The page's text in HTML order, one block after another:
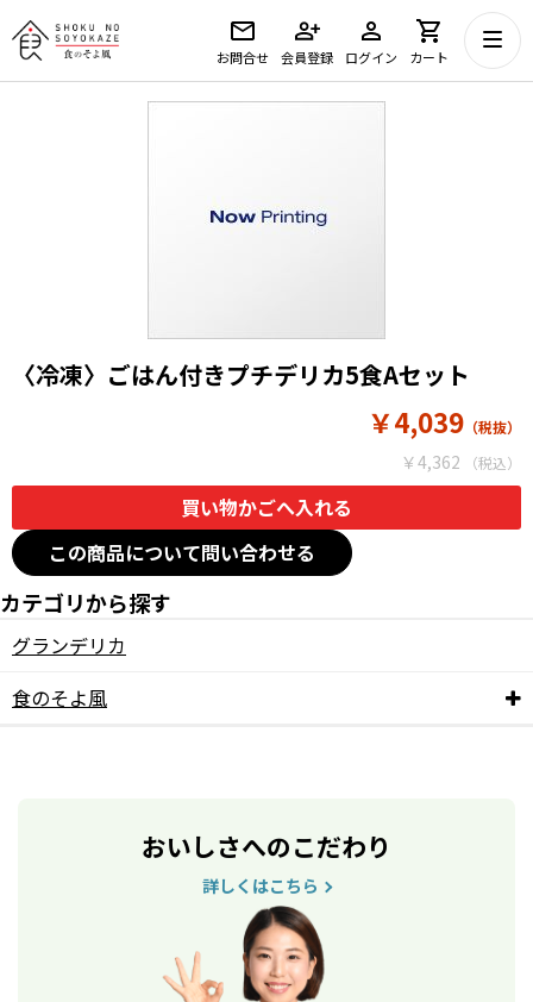
お問合せ 会員登録 ログイン カート
〈冷凍〉ごはん付きプチデリカ5食Aセット
￥4,362
￥4,039
この商品について問い合わせる
カテゴリから探す
グランデリカ
食のそよ風
おいしさへのこだわり
詳しくはこちら